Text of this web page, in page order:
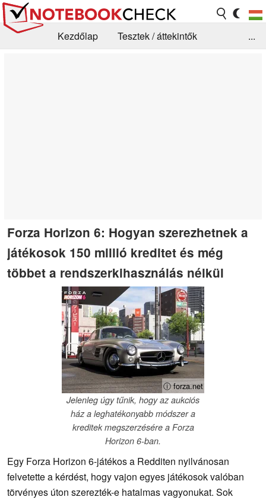
Kezdőlap
Tesztek / áttekintők
...
Forza Horizon 6: Hogyan szerezhetnek a
játékosok 150 millió kreditet és még
többet a rendszerkihasználás nélkül
ⓘ forza.net
Jelenleg úgy tűnik, hogy az aukciós
ház a leghatékonyabb módszer a
kreditek megszerzésére a Forza
Horizon 6-ban.
Egy Forza Horizon 6-játékos a Redditen nyilvánosan
felvetette a kérdést, hogy vajon egyes játékosok valóban
törvényes úton szerezték-e hatalmas vagyonukat. Sok